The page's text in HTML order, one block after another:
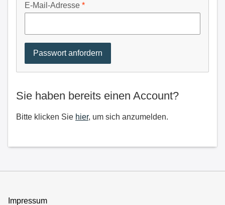
E-Mail-Adresse
Sie haben bereits einen Account?
Bitte klicken Sie hier, um sich anzumelden.
Impressum